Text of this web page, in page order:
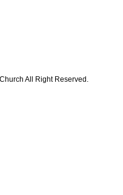
All Right Reserved.